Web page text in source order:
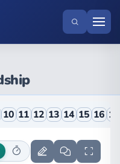
Testi
10 11 12 13 14 15 16 17